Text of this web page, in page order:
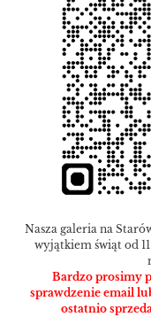
Nasza galeria na
wyjątkiem świąt od
Bardzo prosimy
sprawdzenie email
ostatnio